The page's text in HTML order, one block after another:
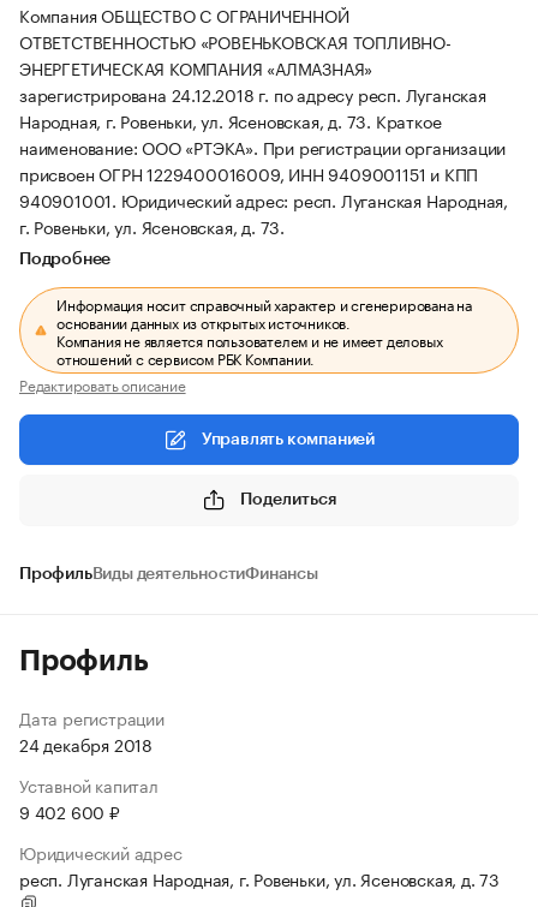
Компания ОБЩЕСТВО С ОГРАНИЧЕННОЙ
ОТВЕТСТВЕННОСТЬЮ «РОВЕНЬКОВСКАЯ ТОПЛИВНО-
ЭНЕРГЕТИЧЕСКАЯ КОМПАНИЯ «АЛМАЗНАЯ»
зарегистрирована 24.12.2018 г. по адресу респ. Луганская
Народная, г. Ровеньки, ул. Ясеновская, д. 73. Краткое
наименование: ООО «РТЭКА». При регистрации организации
присвоен ОГРН 1229400016009, ИНН 9409001151 и КПП
940901001. Юридический адрес: респ. Луганская Народная,
г. Ровеньки, ул. Ясеновская, д. 73.
Подробнее
Информация носит справочный характер и сгенерирована на
основании данных из открытых источников.
Компания не является пользователем и не имеет деловых
отношений с сервисом РБК Компании.
Редактировать описание
Управлять компанией
Поделиться
ПрофильВиды деятельностиФинансы
Профиль
Дата регистрации
24 декабря 2018
Уставной капитал
9 402 600 ₽
Юридический адрес
респ. Луганская Народная, г. Ровеньки, ул. Ясеновская, д. 73